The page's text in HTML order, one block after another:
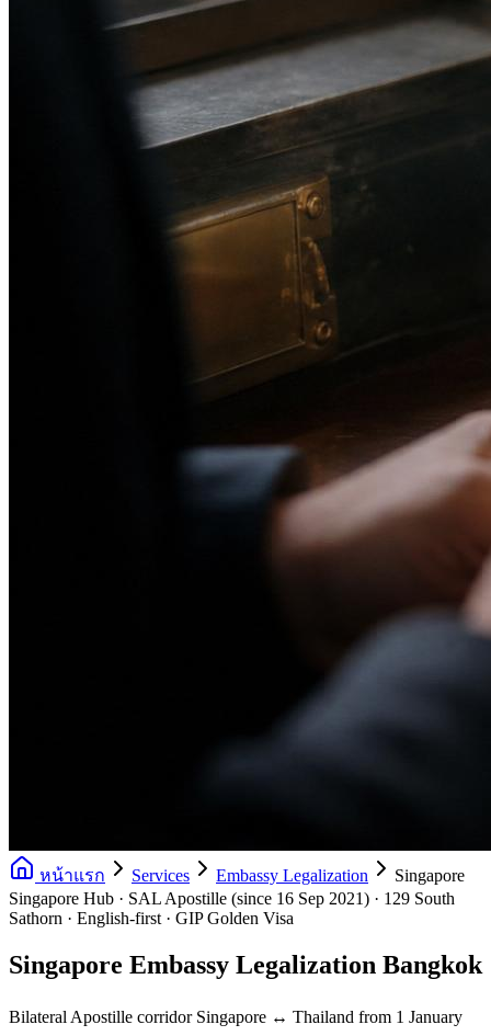
หน้าแรก Services Embassy Legalization
Singapore
Singapore Hub · SAL Apostille (since 16 Sep 2021) · 129 South
Sathorn · English-first · GIP Golden Visa
Singapore Embassy Legalization Bangkok
Bilateral Apostille corridor Singapore ↔ Thailand from 1 January